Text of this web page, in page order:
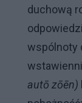
duchową
wspólnoty
autō zōēn)